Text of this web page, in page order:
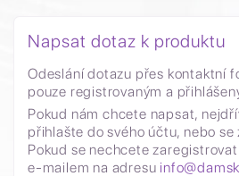
Napsat dotaz k produktu
Odeslání dotazu přes kontaktní
pouze registrovaným a
Pokud nám chcete napsat,
přihlašte do svého účtu, nebo
Pokud se nechcete
e-mailem na adresu